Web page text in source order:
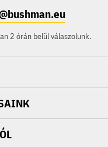
2 órán belül válaszolunk.